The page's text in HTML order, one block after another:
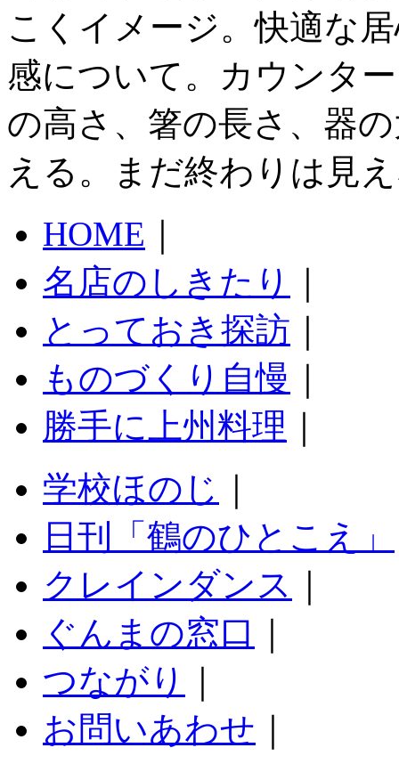
こくイメージ。快適な
感について。カウンタ
の高さ、箸の長さ、器
える。まだ終わりは見
HOME
名店のしきたり
とっておき探訪
ものづくり自慢
勝手に上州料理
学校ほのじ
日刊「鶴のひとこえ」
クレインダンス
ぐんまの窓口
つながり
お問いあわせ